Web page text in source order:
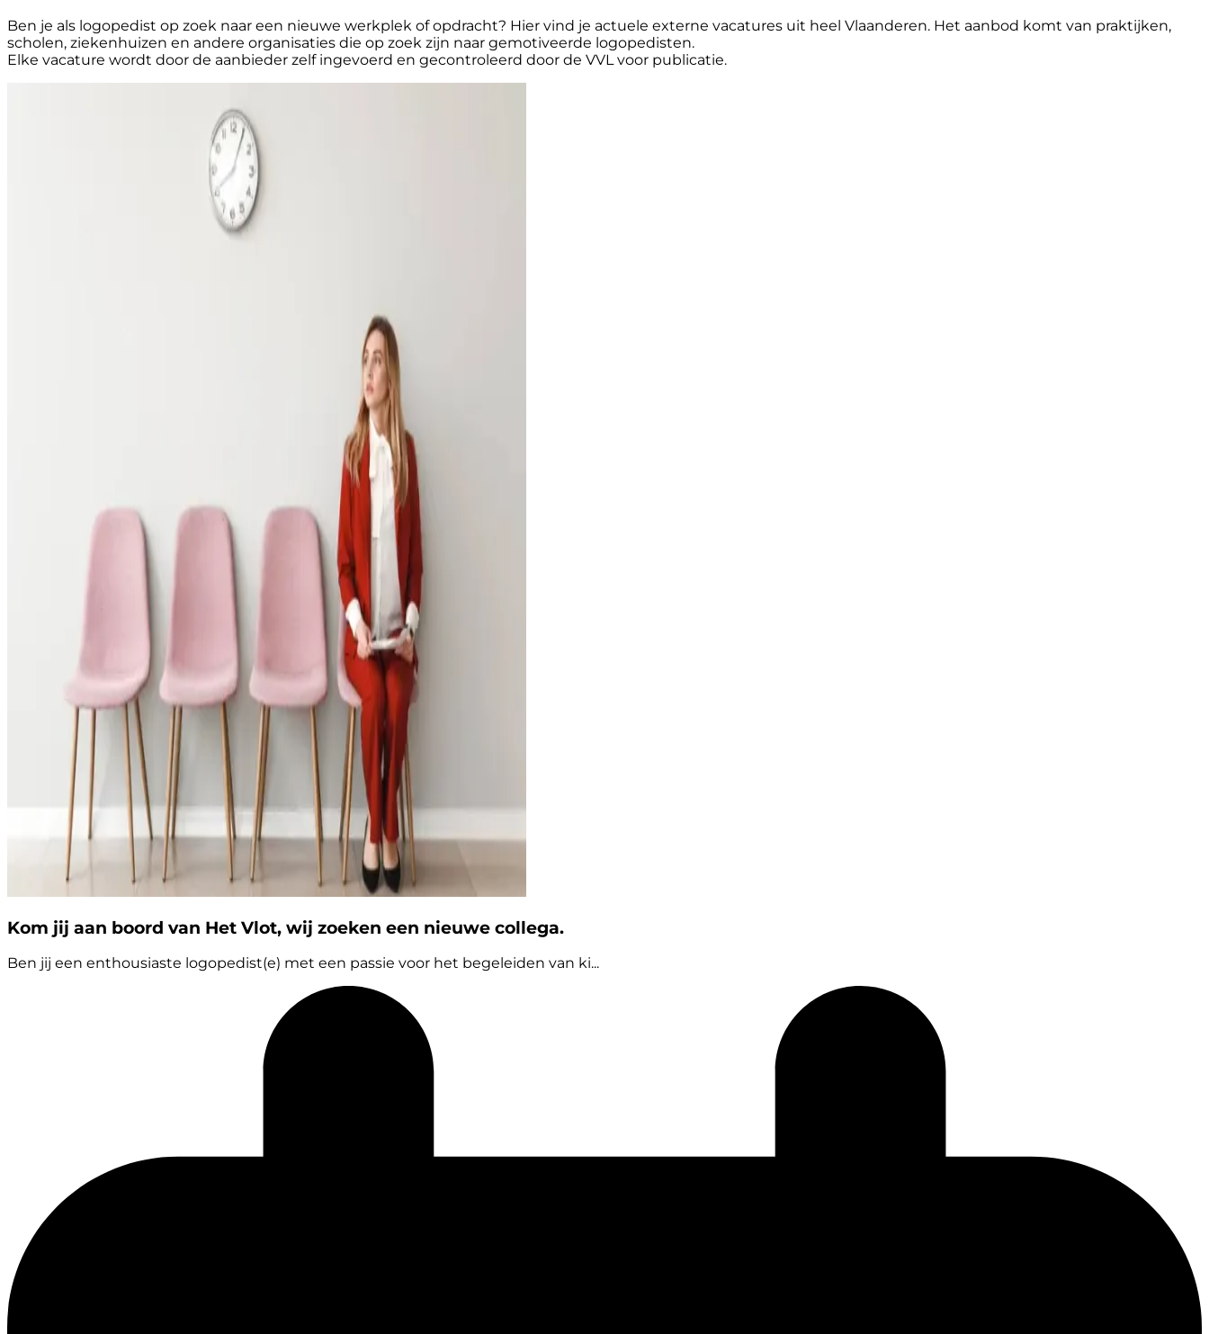
Ben je als logopedist op zoek naar een nieuwe werkplek of opdracht? Hier vind je actuele externe vacatures uit heel Vlaanderen. Het aanbod komt van praktijken,
scholen, ziekenhuizen en andere organisaties die op zoek zijn naar gemotiveerde logopedisten.
Elke vacature wordt door de aanbieder zelf ingevoerd en gecontroleerd door de VVL voor publicatie.
Kom jij aan boord van Het Vlot, wij zoeken een nieuwe collega.
Ben jij een enthousiaste logopedist(e) met een passie voor het begeleiden van ki...